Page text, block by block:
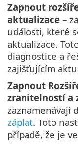
Zapnout
aktualizace –
události, které
aktualizace.
diagnostice a
zajišťujícím
Zapnout
zranitelností a
zaznamenávají
záplat. Toto
případě, že je